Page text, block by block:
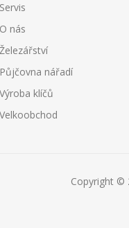
Servis
O nás
Železářství
Půjčovna nářadí
Výroba klíčů
Velkoobchod
Copyright ©